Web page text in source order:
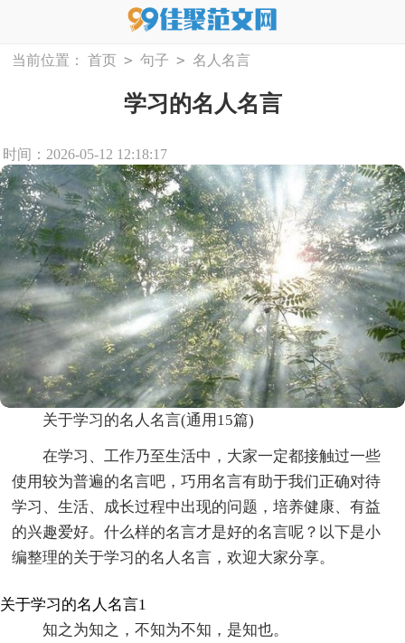
当前位置： 首页 > 句子 > 名人名言
学习的名人名言
时间：2026-05-12 12:18:17
关于学习的名人名言(通用15篇)
在学习、工作乃至生活中，大家一定都接触过一些
使用较为普遍的名言吧，巧用名言有助于我们正确对待
学习、生活、成长过程中出现的问题，培养健康、有益
的兴趣爱好。什么样的名言才是好的名言呢？以下是小
编整理的关于学习的名人名言，欢迎大家分享。
关于学习的名人名言1
知之为知之，不知为不知，是知也。